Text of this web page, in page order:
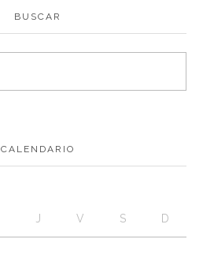
BUSCAR
CALENDARIO
J V S D